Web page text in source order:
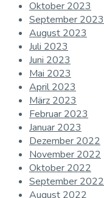
Oktober 2023
September 2023
August 2023
Juli 2023
Juni 2023
Mai 2023
April 2023
März 2023
Februar 2023
Januar 2023
Dezember 2022
November 2022
Oktober 2022
September 2022
August 2022